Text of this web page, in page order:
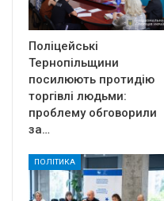
Поліцейські
Тернопільщини
посилюють протидію
торгівлі людьми:
проблему обговорили
за…
ПОЛІТИКА